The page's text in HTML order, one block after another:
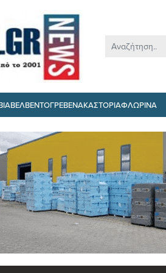
ΒΕΛΒΕΝΤΟΓΡΕΒΕΝΑΚΑΣΤΟΡΙΑΦΛΩΡΙΝΑ